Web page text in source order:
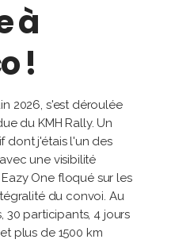
à
!
2026, s'est déroulée
du KMH Rally. Un
dont j'étais l'un des
une visibilité
One floqué sur les
du convoi. Au
30 participants, 4 jours
plus de 1500 km